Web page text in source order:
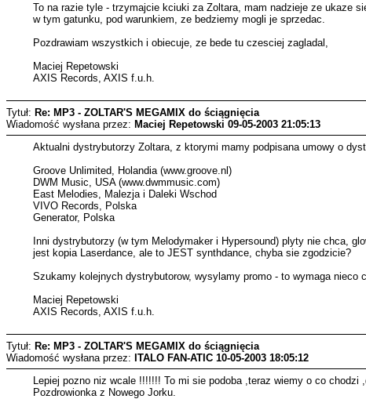
To na razie tyle - trzymajcie kciuki za Zoltara, mam nadzieje ze ukaze
w tym gatunku, pod warunkiem, ze bedziemy mogli je sprzedac.
Pozdrawiam wszystkich i obiecuje, ze bede tu czesciej zagladal,
Maciej Repetowski
AXIS Records, AXIS f.u.h.
Tytuł: Re: MP3 - ZOLTAR'S MEGAMIX do ściągnięcia
Wiadomość wysłana przez: Maciej Repetowski 09-05-2003 21:05:13
Aktualni dystrybutorzy Zoltara, z ktorymi mamy podpisana umowy o
Groove Unlimited, Holandia (www.groove.nl)
DWM Music, USA (www.dwmmusic.com)
East Melodies, Malezja i Daleki Wschod
VIVO Records, Polska
Generator, Polska
Inni dystrybutorzy (w tym Melodymaker i Hypersound) plyty nie chca,
jest kopia Laserdance, ale to JEST synthdance, chyba sie zgodzicie?
Szukamy kolejnych dystrybutorow, wysylamy promo - to wymaga nieco
Maciej Repetowski
AXIS Records, AXIS f.u.h.
Tytuł: Re: MP3 - ZOLTAR'S MEGAMIX do ściągnięcia
Wiadomość wysłana przez: ITALO FAN-ATIC 10-05-2003 18:05:12
Lepiej pozno niz wcale !!!!!!! To mi sie podoba ,teraz wiemy o co
Pozdrowionka z Nowego Jorku.